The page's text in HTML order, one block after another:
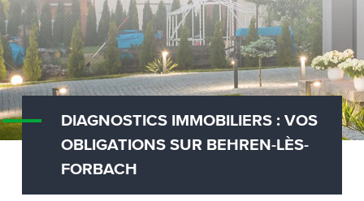
DIAGNOSTICS IMMOBILIERS : VOS
OBLIGATIONS SUR BEHREN-LÈS-
FORBACH